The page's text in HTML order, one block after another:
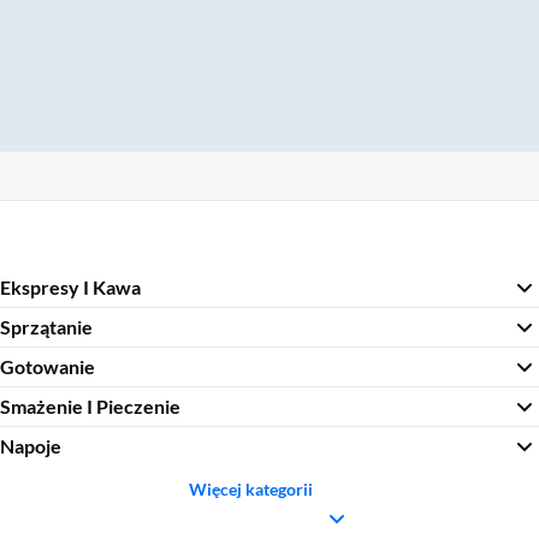
Ekspresy I Kawa
Sprzątanie
Gotowanie
Smażenie I Pieczenie
Napoje
Więcej kategorii